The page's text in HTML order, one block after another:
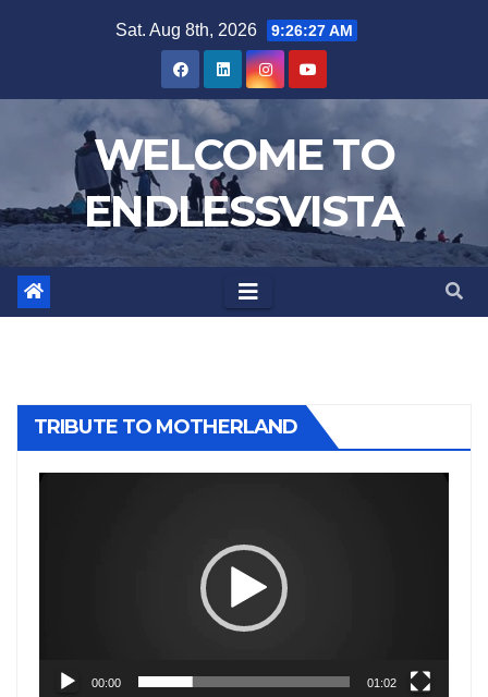
Sat. Aug 8th, 2026 9:26:28 AM
WELCOME TO
ENDLESSVISTA
TRIBUTE TO MOTHERLAND
00:00 01:02